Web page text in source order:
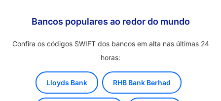
Bancos populares ao redor do mundo
Confira os códigos SWIFT dos bancos em alta nas últimas 24
horas:
Lloyds Bank RHB Bank Berhad